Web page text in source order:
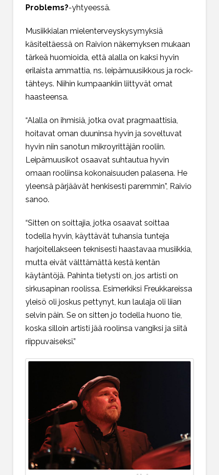
Problems?-yhtyeessä.
Musiikkialan mielenterveyskysymyksiä
käsiteltäessä on Raivion näkemyksen mukaan
tärkeä huomioida, että alalla on kaksi hyvin
erilaista ammattia, ns. leipämuusikkous ja rock-
tähteys. Niihin kumpaankiin liittyvät omat
haasteensa.
“Alalla on ihmisiä, jotka ovat pragmaattisia,
hoitavat oman duuninsa hyvin ja soveltuvat
hyvin niin sanotun mikroyrittäjän rooliin.
Leipämuusikot osaavat suhtautua hyvin
omaan rooliinsa kokonaisuuden palasena. He
yleensä pärjäävät henkisesti paremmin”, Raivio
sanoo.
“Sitten on soittajia, jotka osaavat soittaa
todella hyvin, käyttävät tuhansia tunteja
harjoitellakseen teknisesti haastavaa musiikkia,
mutta eivät välttämättä kestä kentän
käytäntöjä. Pahinta tietysti on, jos artisti on
sirkusapinan roolissa. Esimerkiksi Freukkareissa
yleisö oli joskus pettynyt, kun laulaja oli liian
selvin päin. Se on sitten jo todella huono tie,
koska silloin artisti jää roolinsa vangiksi ja siitä
riippuvaiseksi.”